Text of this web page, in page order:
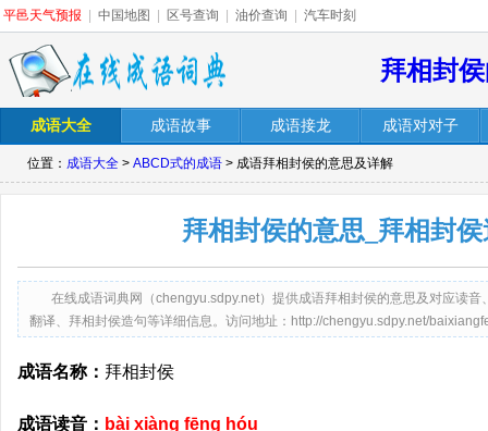
平邑天气预报 中国地图 区号查询 油价查询 汽车时刻
拜相封
成语大全 成语故事 成语接龙 成语对对子
位置： 成语大全 > ABCD式的成语 > 成语拜相封侯的意思及详解
拜相封侯的意思_拜相封
在线成语词典网（chengyu.sdpy.net）提供成语拜相封侯的意思及对应读
翻译、拜相封侯造句等详细信息。访问地址：http://chengyu.sdpy.net/
成语名称： 拜相封侯
成语读音： bài xiàng fēng hóu